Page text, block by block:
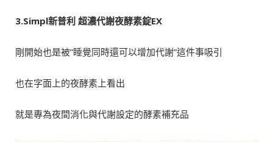
3.Simpl新普利 超濃代謝夜酵素錠EX
剛開始也是被”睡覺同時還可以增加代謝”這件事吸引
也在字面上的夜酵素上看出
就是專為夜間消化與代謝設定的酵素補充品